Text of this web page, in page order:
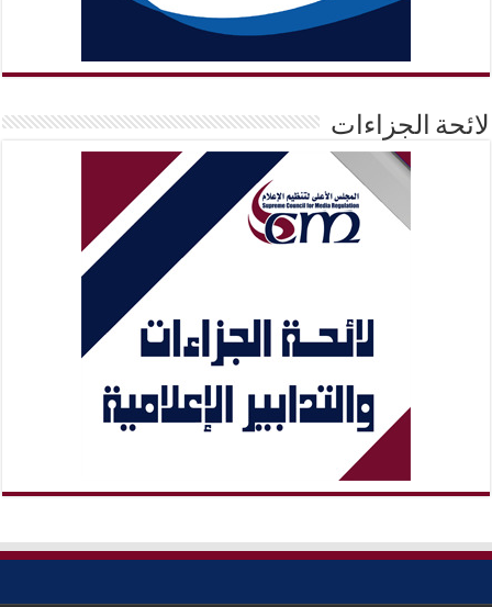
لائحة الجزاءات